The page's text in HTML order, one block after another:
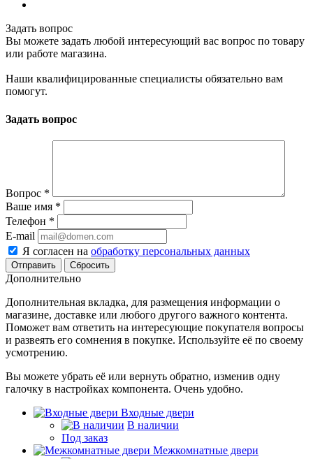
Задать вопрос
Вы можете задать любой интересующий вас вопрос по товару
или работе магазина.
Наши квалифицированные специалисты обязательно вам
помогут.
Задать вопрос
Вопрос *
Ваше имя *
Телефон *
E-mail
Я согласен на обработку персональных данных
Сбросить
Дополнительно
Дополнительная вкладка, для размещения информации о
магазине, доставке или любого другого важного контента.
Поможет вам ответить на интересующие покупателя вопросы
и развеять его сомнения в покупке. Используйте её по своему
усмотрению.
Вы можете убрать её или вернуть обратно, изменив одну
галочку в настройках компонента. Очень удобно.
Входные двери
В наличии
Под заказ
Межкомнатные двери